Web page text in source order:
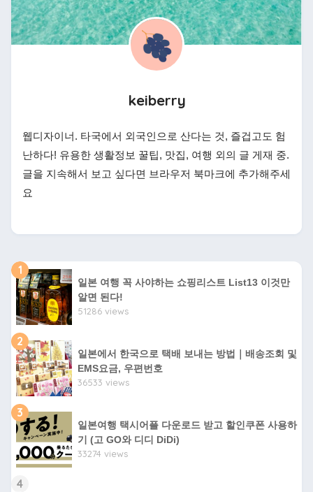
keiberry
웹디자이너. 타국에서 외국인으로 산다는 것, 즐겁고도 험
난하다! 유용한 생활정보 꿀팁, 맛집, 여행 외의 글 게재 중.
글을 지속해서 보고 싶다면 브라우저 북마크에 추가해주세
요
1
일본 여행 꼭 사야하는 쇼핑리스트 List13 이것만
알면 된다!
51286 views
2
일본에서 한국으로 택배 보내는 방법｜배송조회 및
EMS요금, 우편번호
36533 views
3
일본여행 택시어플 다운로드 받고 할인쿠폰 사용하
기 (고 GO와 디디 DiDi)
33274 views
4